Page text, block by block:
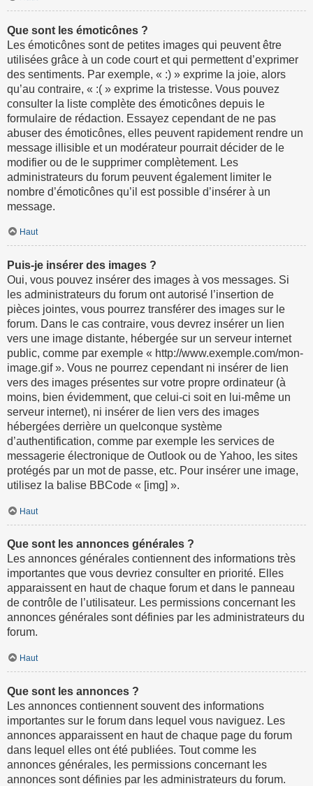
Que sont les émoticônes ?
Les émoticônes sont de petites images qui peuvent être
utilisées grâce à un code court et qui permettent d’exprimer
des sentiments. Par exemple, « :) » exprime la joie, alors
qu’au contraire, « :( » exprime la tristesse. Vous pouvez
consulter la liste complète des émoticônes depuis le
formulaire de rédaction. Essayez cependant de ne pas
abuser des émoticônes, elles peuvent rapidement rendre un
message illisible et un modérateur pourrait décider de le
modifier ou de le supprimer complètement. Les
administrateurs du forum peuvent également limiter le
nombre d’émoticônes qu’il est possible d’insérer à un
message.
Haut
Puis-je insérer des images ?
Oui, vous pouvez insérer des images à vos messages. Si
les administrateurs du forum ont autorisé l’insertion de
pièces jointes, vous pourrez transférer des images sur le
forum. Dans le cas contraire, vous devrez insérer un lien
vers une image distante, hébergée sur un serveur internet
public, comme par exemple « http://www.exemple.com/mon-
image.gif ». Vous ne pourrez cependant ni insérer de lien
vers des images présentes sur votre propre ordinateur (à
moins, bien évidemment, que celui-ci soit en lui-même un
serveur internet), ni insérer de lien vers des images
hébergées derrière un quelconque système
d’authentification, comme par exemple les services de
messagerie électronique de Outlook ou de Yahoo, les sites
protégés par un mot de passe, etc. Pour insérer une image,
utilisez la balise BBCode « [img] ».
Haut
Que sont les annonces générales ?
Les annonces générales contiennent des informations très
importantes que vous devriez consulter en priorité. Elles
apparaissent en haut de chaque forum et dans le panneau
de contrôle de l’utilisateur. Les permissions concernant les
annonces générales sont définies par les administrateurs du
forum.
Haut
Que sont les annonces ?
Les annonces contiennent souvent des informations
importantes sur le forum dans lequel vous naviguez. Les
annonces apparaissent en haut de chaque page du forum
dans lequel elles ont été publiées. Tout comme les
annonces générales, les permissions concernant les
annonces sont définies par les administrateurs du forum.